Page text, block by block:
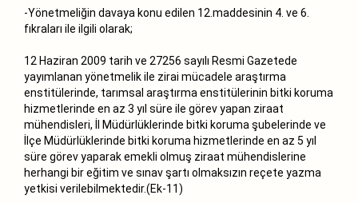
-Yönetmeliğin davaya konu edilen 12.maddesinin 4. ve 6.
fıkraları ile ilgili olarak;
12 Haziran 2009 tarih ve 27256 sayılı Resmi Gazetede
yayımlanan yönetmelik ile zirai mücadele araştırma
enstitülerinde, tarımsal araştırma enstitülerinin bitki koruma
hizmetlerinde en az 3 yıl süre ile görev yapan ziraat
mühendisleri, İl Müdürlüklerinde bitki koruma şubelerinde ve
İlçe Müdürlüklerinde bitki koruma hizmetlerinde en az 5 yıl
süre görev yaparak emekli olmuş ziraat mühendislerine
herhangi bir eğitim ve sınav şartı olmaksızın reçete yazma
yetkisi verilebilmektedir.(Ek-11)